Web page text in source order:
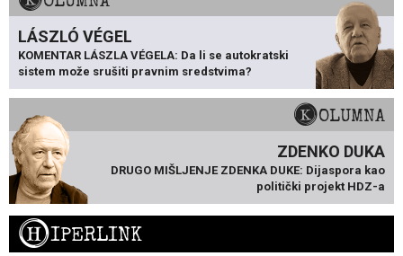
LÁSZLÓ VÉGEL
KOMENTAR LÁSZLA VÉGELA: Da li se autokratski
sistem može srušiti pravnim sredstvima?
KOLUMNA
ZDENKO DUKA
DRUGO MIŠLJENJE ZDENKA DUKE: Dijaspora kao
politički projekt HDZ-a
HIPERLINK